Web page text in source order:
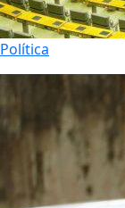
Política